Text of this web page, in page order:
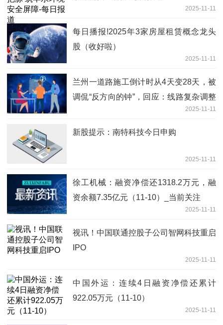
2025-11-11
每日播报!2025年3家房屋租赁概念龙头
股（收好啦）
2025-11-11
兰州一道路施工倒计时从4天变28天，被
调侃“反方向的钟”，回应：线路复杂调整
2025-11-11
新股提示：南特科技今日申购
2025-11-11
徐工机械：融资净偿还1318.2万元，融
资余额7.35亿元（11-10）_当前关注
2025-11-11
视讯！中国联通控股子公司智网科技重启
IPO
2025-11-11
中国外运：连续4日融资净偿还累计
922.05万元（11-10）
2025-11-11